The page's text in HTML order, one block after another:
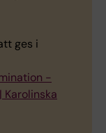
ges i
-
Karolinska